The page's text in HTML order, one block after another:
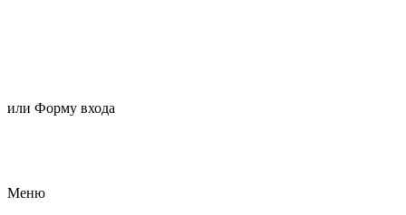
или Форму входа
Меню